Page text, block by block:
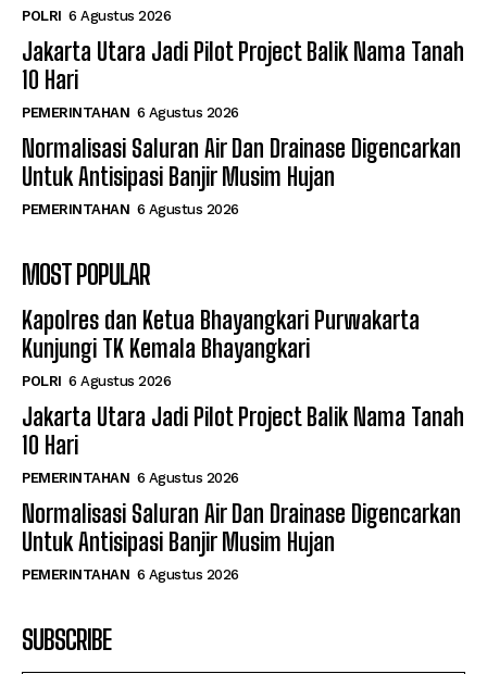
POLRI 6 Agustus 2026
Jakarta Utara Jadi Pilot Project Balik Nama Tanah
10 Hari
PEMERINTAHAN 6 Agustus 2026
Normalisasi Saluran Air Dan Drainase Digencarkan
Untuk Antisipasi Banjir Musim Hujan
PEMERINTAHAN 6 Agustus 2026
MOST POPULAR
Kapolres dan Ketua Bhayangkari Purwakarta
Kunjungi TK Kemala Bhayangkari
POLRI 6 Agustus 2026
Jakarta Utara Jadi Pilot Project Balik Nama Tanah
10 Hari
PEMERINTAHAN 6 Agustus 2026
Normalisasi Saluran Air Dan Drainase Digencarkan
Untuk Antisipasi Banjir Musim Hujan
PEMERINTAHAN 6 Agustus 2026
SUBSCRIBE